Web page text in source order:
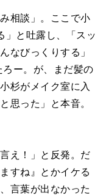
相談」。ここで小
」と吐露し、「スッ
なびっくりする」
ー。が、まだ髪の
杉がメイク室に入
思った」と本音。
え！」と反発。だ
すね』とかイケる
言葉が出なかった